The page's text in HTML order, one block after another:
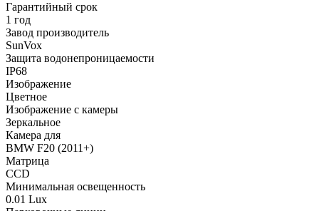
Гарантийный срок
1 год
Завод производитель
SunVox
Защита водонепроницаемости
IP68
Изображение
Цветное
Изображение с камеры
Зеркальное
Камера для
BMW F20 (2011+)
Матрица
CCD
Минимальная освещенность
0.01 Lux